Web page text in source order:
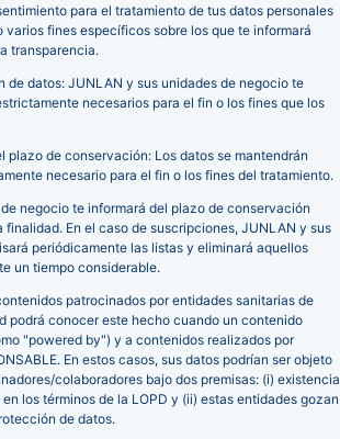
para el tratamiento de tus datos personales
varios fines específicos sobre los que te informará
transparencia.
de datos: JUNLAN y sus unidades de negocio te
necesarios para el fin o los fines que los
plazo de conservación: Los datos se mantendrán
necesario para el fin o los fines del tratamiento.
negocio te informará del plazo de conservación
finalidad. En el caso de suscripciones, JUNLAN y sus
periódicamente las listas y eliminará aquellos
un tiempo considerable.
patrocinados por entidades sanitarias de
podrá conocer este hecho cuando un contenido
"powered by") y a contenidos realizados por
En estos casos, sus datos podrían ser objeto
colaboradores bajo dos premisas: (i) existencia
los términos de la LOPD y (ii) estas entidades gozan
de datos.